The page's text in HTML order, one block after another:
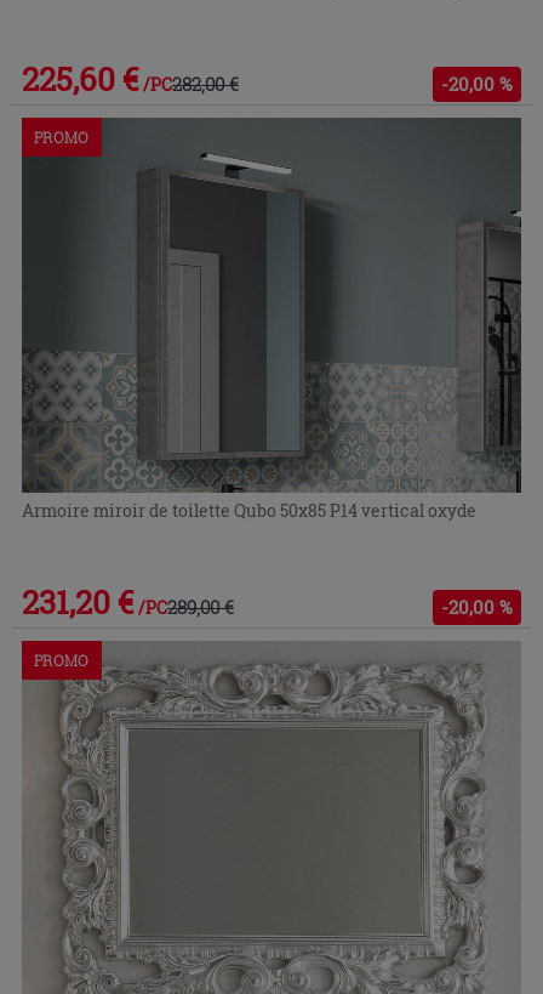
225,60 € /PC282,00 € -20,00 %
PROMO
Armoire miroir de toilette Qubo 50x85 P14 vertical oxyde
231,20 € /PC289,00 € -20,00 %
PROMO